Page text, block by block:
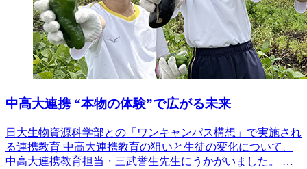
中高大連携 “本物の体験”で広がる未来
日大生物資源科学部との「ワンキャンパス構想」で実施され
る連携教育 中高大連携教育の狙いと生徒の変化について、
中高大連携教育担当・三武誉生先生にうかがいました。 …